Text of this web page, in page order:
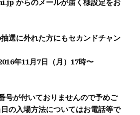
からのメールが届く様設定をお
選に外れた方にもセカンドチャン
年11月7日（月）17時〜
号が付いておりませんので予めご
の入場方法についてはお電話等で